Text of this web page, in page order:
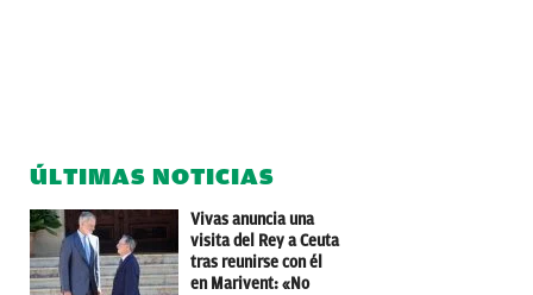
ÚLTIMAS NOTICIAS
Vivas anuncia una
visita del Rey a Ceuta
tras reunirse con él
en Marivent: «No